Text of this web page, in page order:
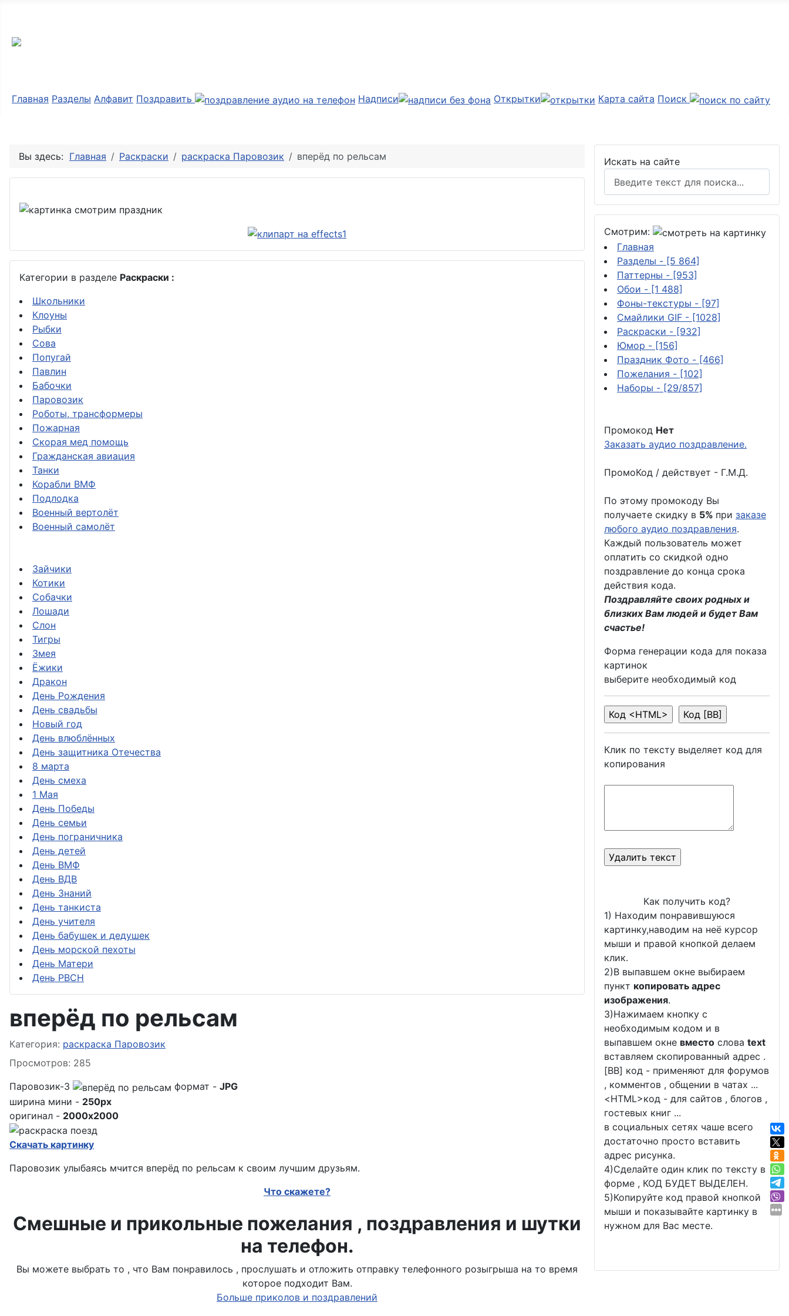
Главная Разделы Алфавит Поздравить Надписи Открытки Карта сайта Поиск
Вы здесь: Главная Раскраски раскраска Паровозик вперёд по рельсам
Категории в разделе Раскраски :
Школьники
Клоуны
Рыбки
Сова
Попугай
Павлин
Бабочки
Паровозик
Роботы, трансформеры
Пожарная
Скорая мед помощь
Гражданская авиация
Танки
Корабли ВМФ
Подлодка
Военный вертолёт
Военный самолёт
Зайчики
Котики
Собачки
Лошади
Слон
Тигры
Змея
Ёжики
Дракон
День Рождения
День свадьбы
Новый год
День влюблённых
День защитника Отечества
8 марта
День смеха
1 Мая
День Победы
День семьи
День пограничника
День детей
День ВМФ
День ВДВ
День Знаний
День танкиста
День учителя
День бабушек и дедушек
День морской пехоты
День Матери
День РВСН
вперёд по рельсам
Информация о материале
Категория: раскраска Паровозик
Просмотров: 285
Паровозик-3
формат - JPG
ширина мини - 250px
оригинал - 2000x2000
Скачать картинку
Паровозик улыбаясь мчится вперёд по рельсам к своим лучшим друзьям.
Что скажете?
Смешные и прикольные пожелания , поздравления и шутки
на телефон.
Вы можете выбрать то , что Вам понравилось , прослушать и отложить отправку телефонного розыгрыша на то время
которое подходит Вам.
Больше приколов и поздравлений
Искать на сайте
Смотрим:
Главная
Разделы - [5 864]
Паттерны - [953]
Обои - [1 488]
Фоны-текстуры - [97]
Смайлики GIF - [1028]
Раскраски - [932]
Юмор - [156]
Праздник Фото - [466]
Пожелания - [102]
Наборы - [29/857]
Промокод Нет
Заказать аудио поздравление.
ПромоКод / действует - Г.М.Д.
По этому промокоду Вы
получаете скидку в 5% при заказе
любого аудио поздравления.
Каждый пользователь может
оплатить со скидкой одно
поздравление до конца срока
действия кода.
Поздравляйте своих родных и
близких Вам людей и будет Вам
счастье!
Форма генерации кода для показа
картинок
выберите необходимый код
Клик по тексту выделяет код для
копирования
Как получить код?
1) Находим понравившуюся
картинку,наводим на неё курсор
мыши и правой кнопкой делаем
клик.
2)В выпавшем окне выбираем
пункт копировать адрес
изображения.
3)Нажимаем кнопку с
необходимым кодом и в
выпавшем окне вместо слова text
вставляем скопированный адрес .
[BB] код - применяют для форумов
, комментов , общении в чатах ...
<HTML>код - для сайтов , блогов ,
гостевых книг ...
в социальных сетях чаше всего
достаточно просто вставить
адрес рисунка.
4)Сделайте один клик по тексту в
форме , КОД БУДЕТ ВЫДЕЛЕН.
5)Копируйте код правой кнопкой
мыши и показывайте картинку в
нужном для Вас месте.